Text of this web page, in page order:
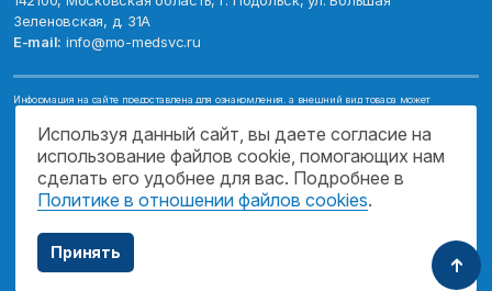
Зеленовская, д. 31А
E-mail: info@mo-medsvc.ru
Информация на сайте предоставлена для ознакомления, а внешний вид товара может
Имеются противопоказания, проконсультируйтесь со специалистом!
© 2026. ГОСУДАРСТВЕННОЕ БЮДЖЕТНОЕ УЧРЕЖДЕНИЕ МОСКОВСКОЙ
ОБЛАСТИ "МОСОБЛМЕДСЕРВИС"
ПОДДЕРЖКА САЙТА
Используя данный сайт, вы даете согласие на
использование файлов cookie, помогающих нам
сделать его удобнее для вас. Подробнее в
Политике в отношении файлов cookies.
Принять